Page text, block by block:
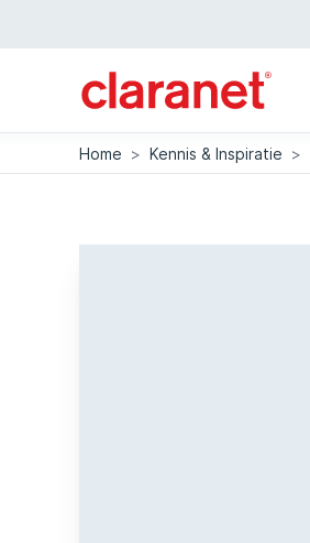
Home > Kennis & Inspiratie >